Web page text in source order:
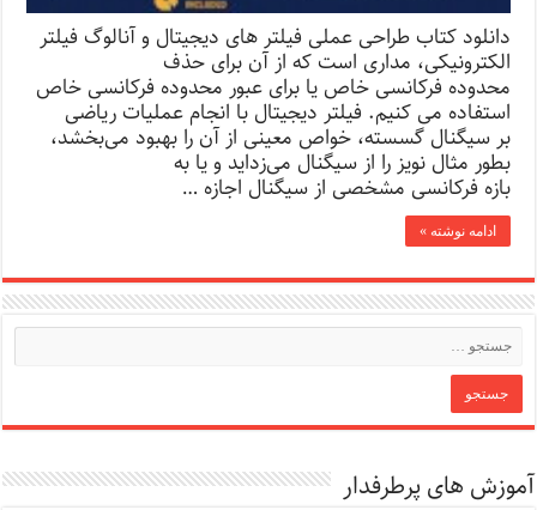
دانلود کتاب طراحی عملی فیلتر های دیجیتال و آنالوگ فیلتر
الکترونیکی، مداری است که از آن برای حذف
محدوده فرکانسی خاص یا برای عبور محدوده فرکانسی خاص
استفاده می کنیم. فیلتر دیجیتال با انجام عملیات ریاضی
بر سیگنال گسسته، خواص معینی از آن را بهبود می‌بخشد،
بطور مثال نویز را از سیگنال می‌زداید و یا به
بازه فرکانسی مشخصی از سیگنال اجازه …
ادامه نوشته »
آموزش های پرطرفدار